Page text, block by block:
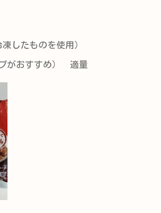
したものを使用）
がおすすめ） 適量